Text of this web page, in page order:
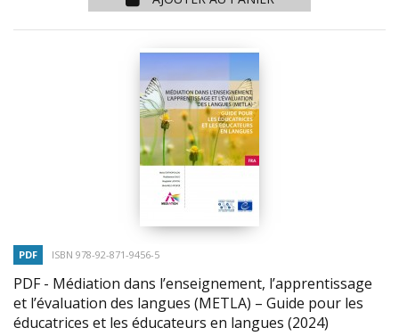
PDF ISBN 978-92-871-9456-5
PDF - Médiation dans l’enseignement, l’apprentissage
et l’évaluation des langues (METLA) – Guide pour les
éducatrices et les éducateurs en langues (2024)